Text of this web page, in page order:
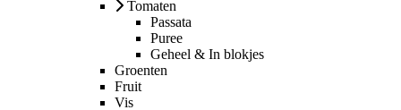
Tomaten
Passata
Puree
Geheel & In blokjes
Groenten
Fruit
Vis